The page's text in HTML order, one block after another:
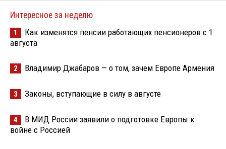
Интересное за неделю
1
Как изменятся пенсии работающих пенсионеров с 1
августа
2 Владимир Джабаров — о том, зачем Европе Армения
3 Законы, вступающие в силу в августе
4
В МИД России заявили о подготовке Европы к
войне с Россией